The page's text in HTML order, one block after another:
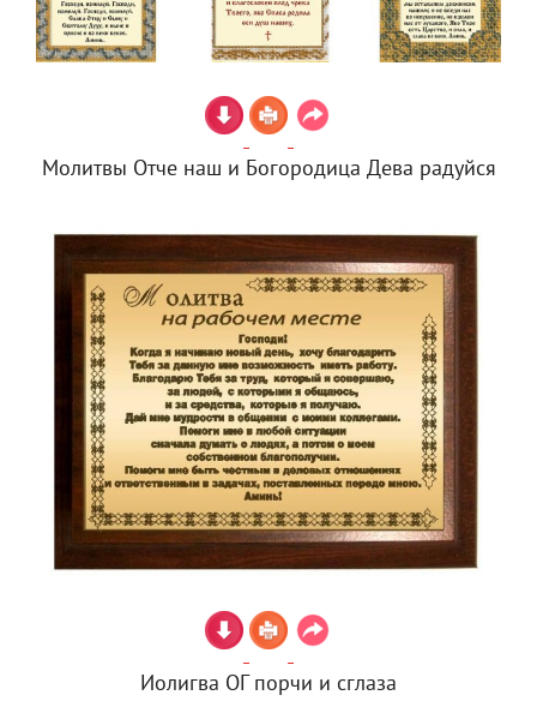
Молитвы Отче наш и Богородица Дева радуйся
Иолигва ОГ порчи и сглаза